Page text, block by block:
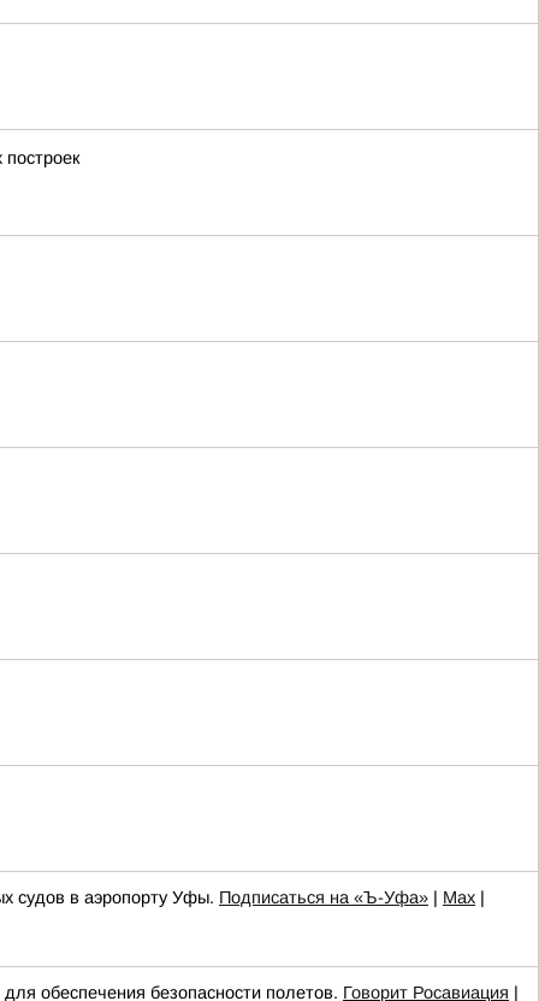
судов в аэропорту Уфы. Подписаться на «Ъ-Уфа» | Max |
обеспечения безопасности полетов. Говорит Росавиация |